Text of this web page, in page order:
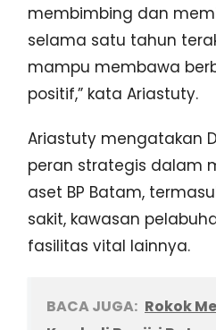
membimbing dan
selama satu tahun
mampu membawa
positif,” kata Ariastuty.
Ariastuty mengatakan
peran strategis dalam
aset BP Batam,
sakit, kawasan
fasilitas vital lainnya.
BACA JUGA: Rokok